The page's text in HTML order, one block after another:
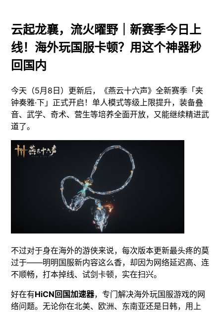
云起龙襄，流火曜野｜新赛季今日上
线！海外玩国服卡顿？用这个神器秒
回国内
今天（5月8日）更新后，《燕云十六声》全新赛季「夹
钟奏雅·下」正式开启！单人模式等级上限提升，装备叠
音、武学、奇术、营生等培养全面开放，又能继续精进武
道了。
不过对于身在海外的游侠来说，每次版本更新最头疼的莫
过于——明明国服新内容这么香，却因为网络延迟高、连
不顺畅，打本掉线、试剑卡顿，实在扫兴。
好在有HiCN回国加速器，专门解决海外玩国服游戏的网
络问题。无论你在北美、欧洲、东南亚还是日韩，用上